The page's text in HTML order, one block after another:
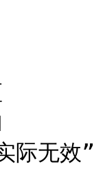
际无效”